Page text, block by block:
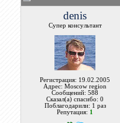
denis
Супер консультант
Регистрация: 19.02.2005
Адрес: Moscow region
Сообщений: 588
Сказал(а) спасибо: 0
Поблагодарили: 1 раз
Репутация: 1